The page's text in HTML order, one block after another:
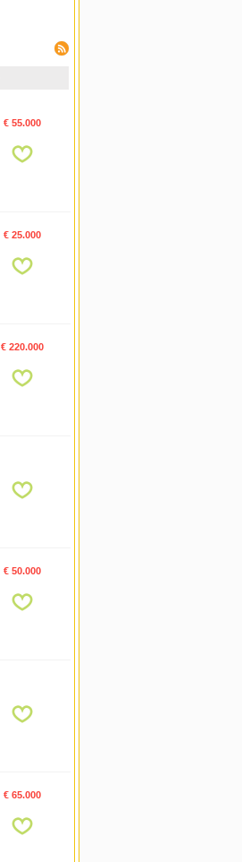
€ 55.000
€ 25.000
€ 220.000
€ 50.000
€ 65.000